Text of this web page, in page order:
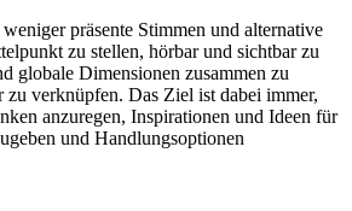
präsente Stimmen und alternative
zu stellen, hörbar und sichtbar zu
globale Dimensionen zusammen zu
zu verknüpfen. Das Ziel ist dabei immer,
anzuregen, Inspirationen und Ideen für
und Handlungsoptionen